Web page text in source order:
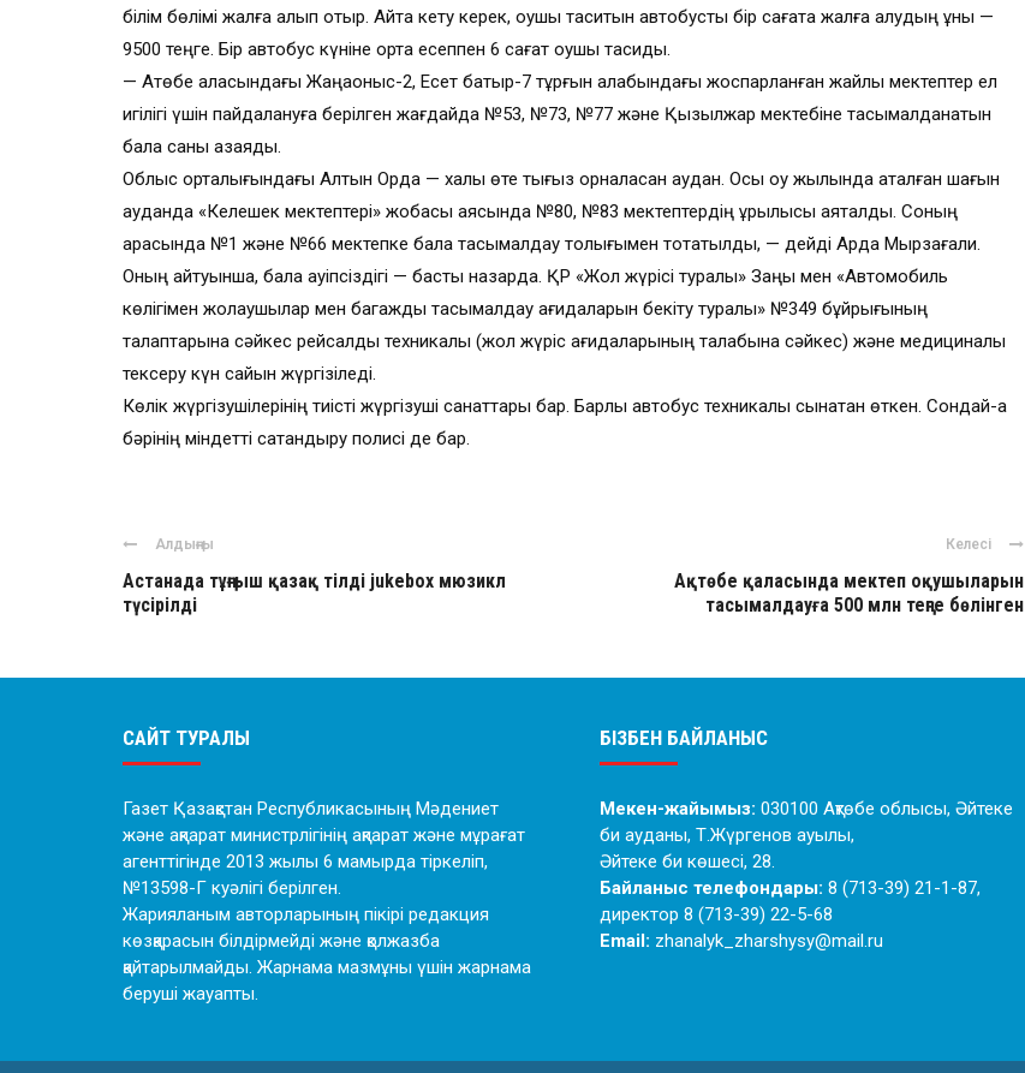
білім бөлімі жалға алып отыр. Айта кету керек, оқушы таситын автобусты бір сағатқа жалға алудың құны —
9500 теңге. Бір автобус күніне орта есеппен 6 сағат оқушы тасиды.
— Ақтөбе қаласындағы Жаңақоныс-2, Есет батыр-7 тұрғын алабындағы жоспарланған жайлы мектептер ел
игілігі үшін пайдалануға берілген жағдайда №53, №73, №77 және Қызылжар мектебіне тасымалданатын
бала саны азаяды.
Облыс орталығындағы Алтын Орда — халық өте тығыз орналасқан аудан. Осы оқу жылында аталған шағын
ауданда «Келешек мектептері» жобасы аясында №80, №83 мектептердің құрылысы аяқталды. Соның
арқасында №1 және №66 мектепке бала тасымалдау толығымен тоқтатылды, — дейді Ардақ Мырзағали.
Оның айтуынша, бала қауіпсіздігі — басты назарда. ҚР «Жол жүрісі туралы» Заңы мен «Автомобиль
көлігімен жолаушылар мен багажды тасымалдау қағидаларын бекіту туралы» №349 бұйрығының
талаптарына сәйкес рейсалды техникалық (жол жүріс қағидаларының талабына сәйкес) және медициналық
тексеру күн сайын жүргізіледі.
Көлік жүргізушілерінің тиісті жүргізуші санаттары бар. Барлық автобус техникалық сынақтан өткен. Сондай-ақ
бәрінің міндетті сақтандыру полисі де бар.
Алдыңғы
Астанада тұңғыш қазақ тілді jukebox мюзикл
түсірілді
Келесі
Ақтөбе қаласында мектеп оқушыларын
тасымалдауға 500 млн теңге бөлінген
САЙТ ТУРАЛЫ
Газет Қазақстан Республикасының Мәдениет
және ақпарат министрлігінің ақпарат және мұрағат
агенттігінде 2013 жылы 6 мамырда тіркеліп,
№13598-Г куәлігі берілген.
Жарияланым авторларының пікірі редакция
көзқарасын білдірмейді және қолжазба
қайтарылмайды. Жарнама мазмұны үшін жарнама
беруші жауапты.
БІЗБЕН БАЙЛАНЫС
Мекен-жайымыз: 030100 Ақтөбе облысы, Әйтеке
би ауданы, Т.Жүргенов ауылы,
Әйтеке би көшесі, 28.
Байланыс телефондары: 8 (713-39) 21-1-87,
директор 8 (713-39) 22-5-68
Email: zhanalyk_zharshysy@mail.ru